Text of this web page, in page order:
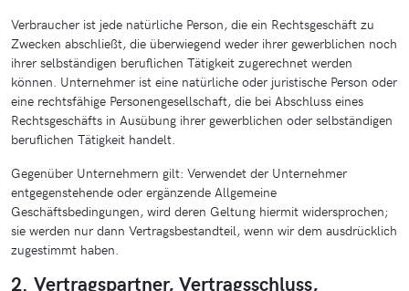
Verbraucher ist jede natürliche Person, die ein Rechtsgeschäft zu
Zwecken abschließt, die überwiegend weder ihrer gewerblichen noch
ihrer selbständigen beruflichen Tätigkeit zugerechnet werden
können. Unternehmer ist eine natürliche oder juristische Person oder
eine rechtsfähige Personengesellschaft, die bei Abschluss eines
Rechtsgeschäfts in Ausübung ihrer gewerblichen oder selbständigen
beruflichen Tätigkeit handelt.
Gegenüber Unternehmern gilt: Verwendet der Unternehmer
entgegenstehende oder ergänzende Allgemeine
Geschäftsbedingungen, wird deren Geltung hiermit widersprochen;
sie werden nur dann Vertragsbestandteil, wenn wir dem ausdrücklich
zugestimmt haben.
2. Vertragspartner, Vertragsschluss,